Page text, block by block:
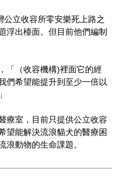
立收容所零安樂死上路之
浮出檯面。但目前他們編制
「（收容機構)裡面它的經
們希望能提升到至少一倍以
療室，目前只提供公立收容
望能解決流浪貓犬的醫療困
浪動物的生命課題。